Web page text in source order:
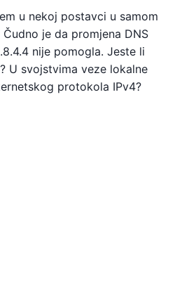
u nekoj postavci u samom
Čudno je da promjena DNS
nije pomogla. Jeste li
U svojstvima veze lokalne
protokola IPv4?